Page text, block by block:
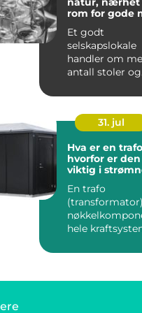
rom for gode
Et godt
selskapslokale
handler om
antall stoler og
dansegulvet.
noen leter...
31. jul
Hva er en
hvorfor er den
viktig i
En trafo
hele
ville strø...